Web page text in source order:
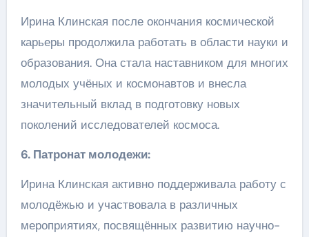
Ирина Клинская после окончания космической
карьеры продолжила работать в области науки и
образования. Она стала наставником для многих
молодых учёных и космонавтов и внесла
значительный вклад в подготовку новых
поколений исследователей космоса.
6. Патронат молодежи:
Ирина Клинская активно поддерживала работу с
молодёжью и участвовала в различных
мероприятиях, посвящённых развитию научно-